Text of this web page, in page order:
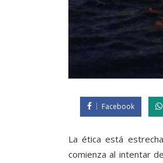
Facebook
La ética está
comienza al intentar